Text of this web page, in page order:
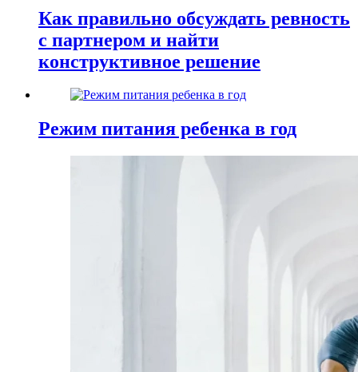
Как правильно обсуждать ревность
с партнером и найти
конструктивное решение
Режим питания ребенка в год